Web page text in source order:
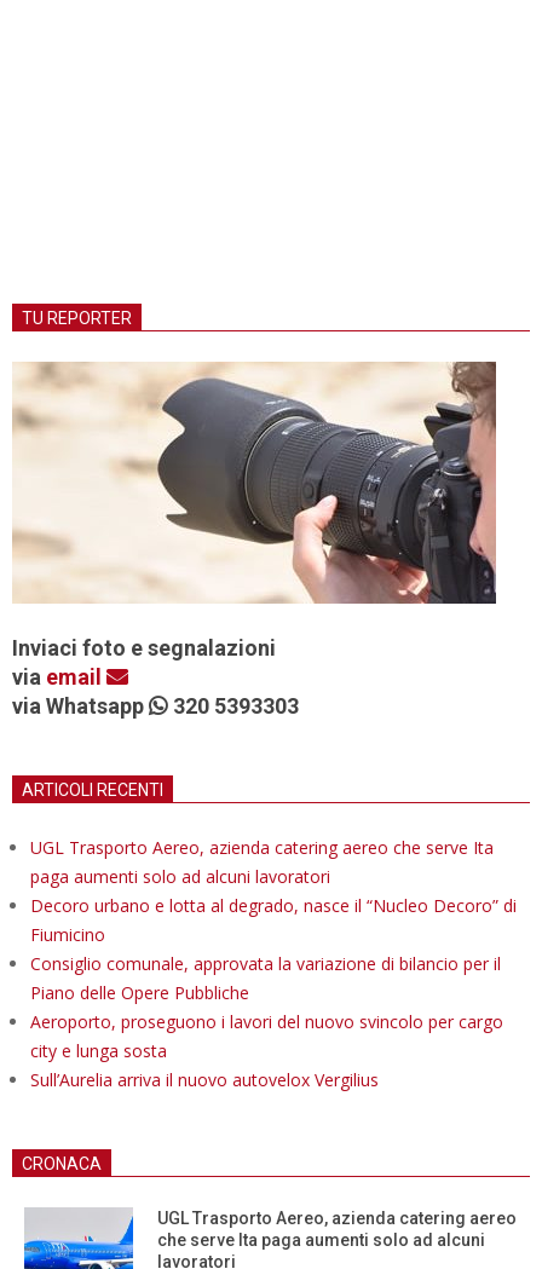
TU REPORTER
Inviaci foto e segnalazioni
via email
via Whatsapp
320 5393303
ARTICOLI RECENTI
UGL Trasporto Aereo, azienda catering aereo che serve Ita
paga aumenti solo ad alcuni lavoratori
Decoro urbano e lotta al degrado, nasce il “Nucleo Decoro” di
Fiumicino
Consiglio comunale, approvata la variazione di bilancio per il
Piano delle Opere Pubbliche
Aeroporto, proseguono i lavori del nuovo svincolo per cargo
city e lunga sosta
Sull’Aurelia arriva il nuovo autovelox Vergilius
CRONACA
UGL Trasporto Aereo, azienda catering aereo
che serve Ita paga aumenti solo ad alcuni
lavoratori